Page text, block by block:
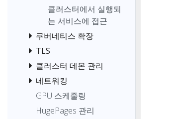
클러스터에서 실행되
는 서비스에 접근
쿠버네티스 확장
TLS
클러스터 데몬 관리
네트워킹
GPU 스케줄링
HugePages 관리